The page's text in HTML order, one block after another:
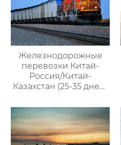
Железнодорожные
перевозки Китай-
Россия/Китай-
Казахстан (25-35 дней)
управлению
международными
цепями поставок